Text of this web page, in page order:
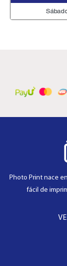
Photo Print nace
fácil de